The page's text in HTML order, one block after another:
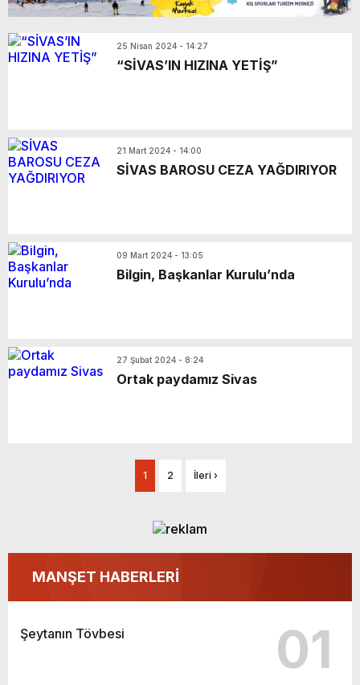
25 Nisan 2024 - 14:27
“SİVAS’IN HIZINA YETİŞ”
21 Mart 2024 - 14:00
SİVAS BAROSU CEZA YAĞDIRIYOR
09 Mart 2024 - 13:05
Bilgin, Başkanlar Kurulu’nda
27 Şubat 2024 - 8:24
Ortak paydamız Sivas
1 2 İleri ›
MANŞET HABERLERİ
Şeytanın Tövbesi 01